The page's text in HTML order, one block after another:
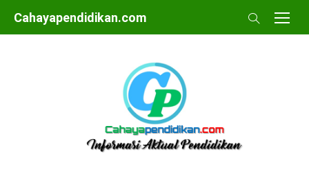
Skip
to
Cahayapendidikan.com